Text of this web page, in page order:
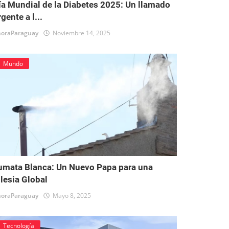
Mundial de la Diabetes 2025: Un llamado
a l...
Noviembre 14, 2025
Mundo
Blanca: Un Nuevo Papa para una
Global
Mayo 8, 2025
Tecnología